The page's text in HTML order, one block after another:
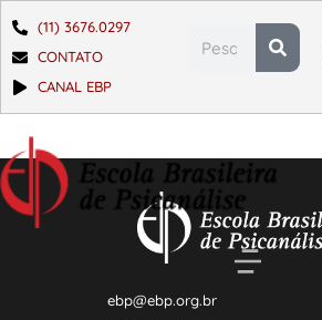
(11) 3676.0297
CONTATO
CANAL EBP
ebp@ebp.org.br